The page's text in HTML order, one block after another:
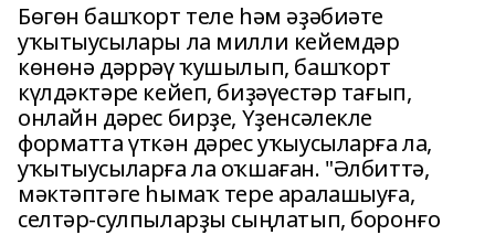
Бөгөн башҡорт теле һәм әҙәбиәте
уҡытыусылары ла милли кейемдәр
көнөнә дәррәү ҡушылып, башҡорт
күлдәктәре кейеп, биҙәүестәр тағып,
онлайн дәрес бирҙе, Үҙенсәлекле
форматта үткән дәрес уҡыусыларға ла,
уҡытыусыларға ла оҡшаған. "Әлбиттә,
мәктәптәге һымаҡ тере аралашыуға,
селтәр-сулпыларҙы сыңлатып, боронғо